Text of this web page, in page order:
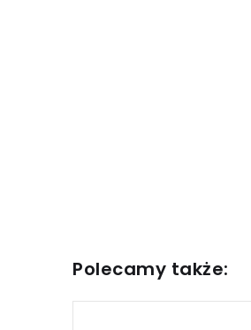
Polecamy także: